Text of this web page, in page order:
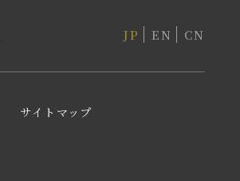
JP EN CN
サイトマップ